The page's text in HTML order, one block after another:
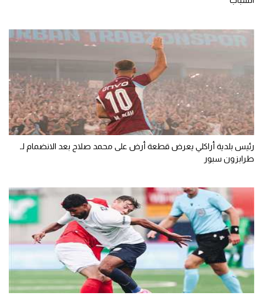
رئيس بلدية أراكلي يعرض قطعة أرض على محمد صلاح بعد الانضمام لـ
طرابزون سبور